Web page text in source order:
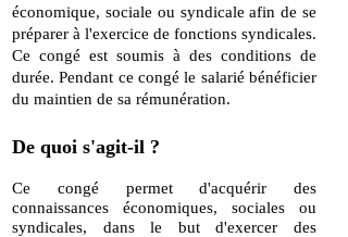
économique, sociale ou syndicale afin de se
préparer à l'exercice de fonctions syndicales.
Ce congé est soumis à des conditions de
durée. Pendant ce congé le salarié bénéficier
du maintien de sa rémunération.
De quoi s'agit-il ?
Ce congé permet d'acquérir des
connaissances économiques, sociales ou
syndicales, dans le but d'exercer des